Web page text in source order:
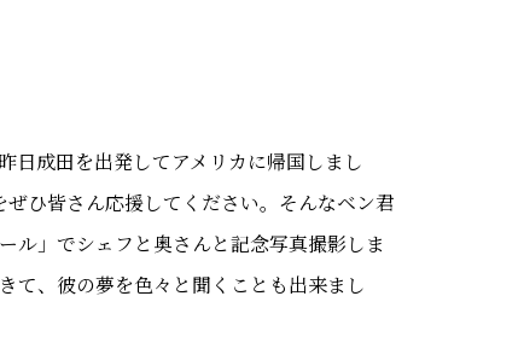
日成田を出発してアメリカに帰国しまし
ひ皆さん応援してください。そんなベン君
ル」でシェフと奥さんと記念写真撮影しま
て、彼の夢を色々と聞くことも出来まし